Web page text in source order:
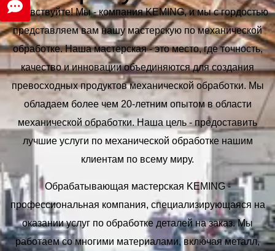
Здравствуйте! Мы - компания KEMING, и мы с гордостью
представляем вам нашу мастерскую по механической
обработке. Наша мастерская - это место, где точность,
качество и инновации объединяются для создания
превосходных продуктов механической обработки. Мы
обладаем более чем 20-летним опытом в области
механической обработки. Наша цель - предоставить
лучшие услуги по механической обработке нашим
клиентам по всему миру.
Обрабатывающая мастерская KEMING -
профессиональная компания, специализирующаяся на
оказании услуг по обработке деталей на заказ. Мы
работаем со многими материалами, включая металл,